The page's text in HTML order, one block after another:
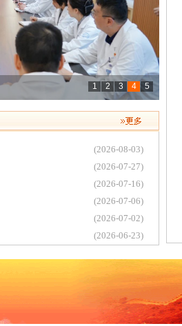
1 2 3 4 5
(2026-08-03)
(2026-07-27)
(2026-07-16)
(2026-07-06)
(2026-07-02)
(2026-06-23)